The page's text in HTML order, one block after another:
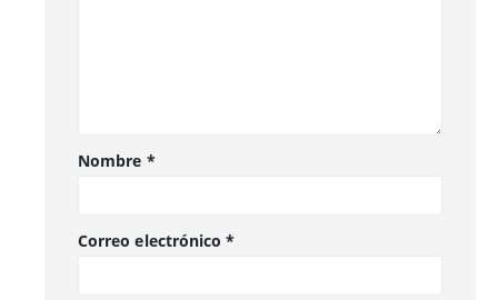
Nombre *
Correo electrónico*